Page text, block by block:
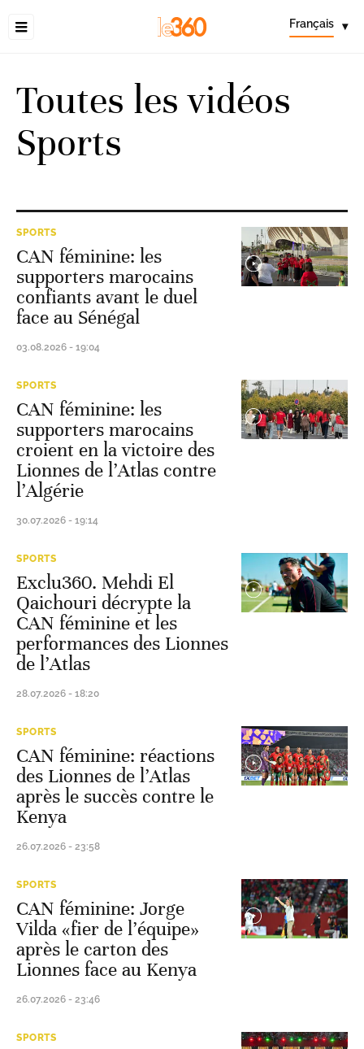
Français ▾
Toutes les vidéos
Sports
SPORTS
CAN féminine: les
supporters marocains
confiants avant le duel
face au Sénégal
03.08.2026 - 19:04
SPORTS
CAN féminine: les
supporters marocains
croient en la victoire des
Lionnes de l’Atlas contre
l’Algérie
30.07.2026 - 19:14
SPORTS
Exclu360. Mehdi El
Qaichouri décrypte la
CAN féminine et les
performances des Lionnes
de l’Atlas
28.07.2026 - 18:20
SPORTS
CAN féminine: réactions
des Lionnes de l’Atlas
après le succès contre le
Kenya
26.07.2026 - 23:58
SPORTS
CAN féminine: Jorge
Vilda «fier de l’équipe»
après le carton des
Lionnes face au Kenya
26.07.2026 - 23:46
SPORTS